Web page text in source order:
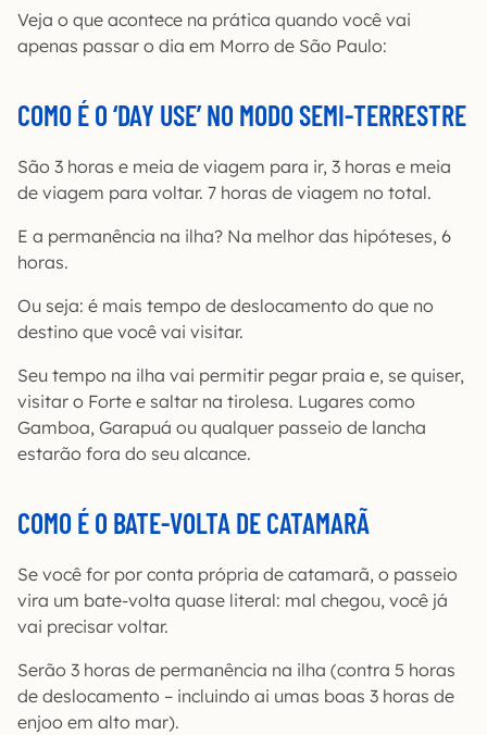
Veja o que acontece na prática quando você vai
apenas passar o dia em Morro de São Paulo:
COMO É O ‘DAY USE’ NO MODO SEMI-TERRESTRE
São 3 horas e meia de viagem para ir, 3 horas e meia
de viagem para voltar. 7 horas de viagem no total.
E a permanência na ilha? Na melhor das hipóteses, 6
horas.
Ou seja: é mais tempo de deslocamento do que no
destino que você vai visitar.
Seu tempo na ilha vai permitir pegar praia e, se quiser,
visitar o Forte e saltar na tirolesa. Lugares como
Gamboa, Garapuá ou qualquer passeio de lancha
estarão fora do seu alcance.
COMO É O BATE-VOLTA DE CATAMARÃ
Se você for por conta própria de catamarã, o passeio
vira um bate-volta quase literal: mal chegou, você já
vai precisar voltar.
Serão 3 horas de permanência na ilha (contra 5 horas
de deslocamento – incluindo ai umas boas 3 horas de
enjoo em alto mar).